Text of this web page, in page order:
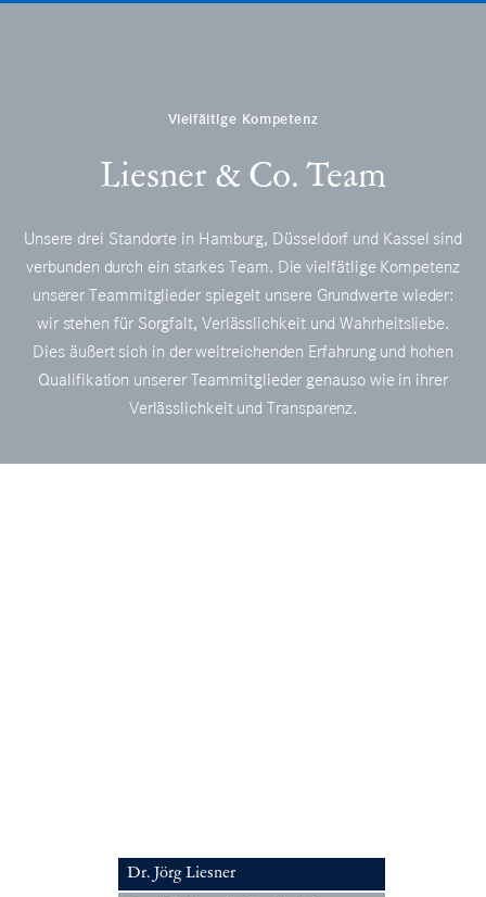
Zusammenarbeit
Kompetenz
Verantwortung
Karriere
Vielfältige Kompetenz
Liesner & Co. Team
Unsere drei Standorte in Hamburg, Düsseldorf und Kassel sind
verbunden durch ein starkes Team. Die vielfätlige Kompetenz
unserer Teammitglieder spiegelt unsere Grundwerte wieder:
wir stehen für Sorgfalt, Verlässlichkeit und Wahrheitsliebe.
Dies äußert sich in der weitreichenden Erfahrung und hohen
Qualifikation unserer Teammitglieder genauso wie in ihrer
Verlässlichkeit und Transparenz.
Dr. Jörg Liesner